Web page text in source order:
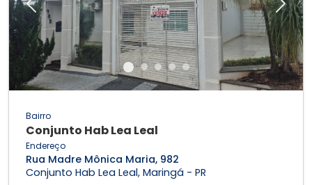
Previous Next
Bairro
Conjunto Hab Lea Leal
Endereço
Rua Madre Mônica Maria, 982
Conjunto Hab Lea Leal, Maringá - PR